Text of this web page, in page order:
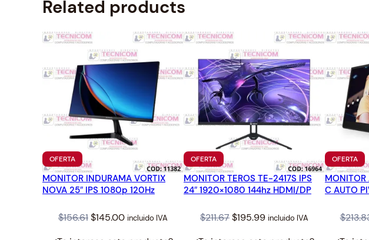
Related products
OFERTAPRODUCTO
EN
OFERTA
MONITOR INDURAMA VORTIX
NOVA 25″ IPS 1080p 120Hz
$156.61Original
$145.00Current
incluido IVA
OFERTAPRODUCTO
EN
OFERTA
MONITOR TEROS TE-2417S IPS
24″ 1920×1080 144hz HDMI/DP
$211.67Original
$195.99Current
incluido IVA
OFERTA
EN
MONITOR
C AUTO
$